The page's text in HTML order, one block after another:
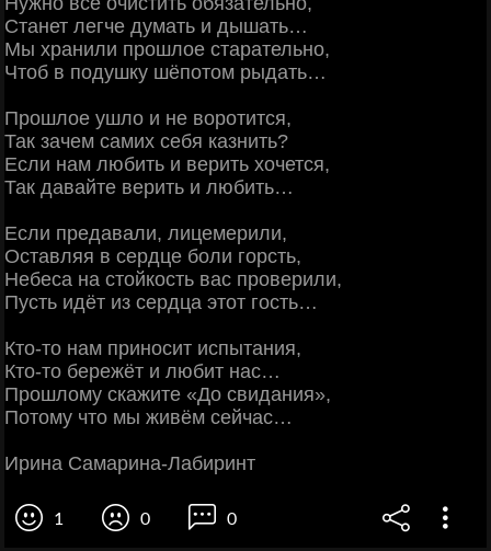
Станет легче думать и дышать…
Мы хранили прошлое старательно,
Чтоб в подушку шёпотом рыдать…
Прошлое ушло и не воротится,
Так зачем самих себя казнить?
Если нам любить и верить хочется,
Так давайте верить и любить…
Если предавали, лицемерили,
Оставляя в сердце боли горсть,
Небеса на стойкость вас проверили,
Пусть идёт из сердца этот гость…
Кто-то нам приносит испытания,
Кто-то бережёт и любит нас…
Прошлому скажите «До свидания»,
Потому что мы живём сейчас…
Ирина Самарина-Лабиринт
1 0 0